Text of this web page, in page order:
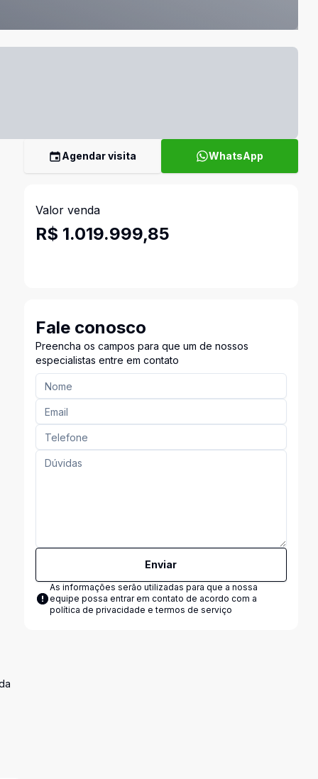
Agendar visita WhatsApp
Valor venda
R$ 1.019.999,85
Fale conosco
Preencha os campos para que um de nossos
especialistas entre em contato
Enviar
As informações serão utilizadas para que a nossa
equipe possa entrar em contato de acordo com a
política de privacidade e termos de serviço